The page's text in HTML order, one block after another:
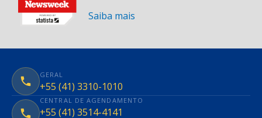
Saiba mais
GERAL
+55 (41) 3310-1010
CENTRAL DE AGENDAMENTO
+55 (41) 3514-4141